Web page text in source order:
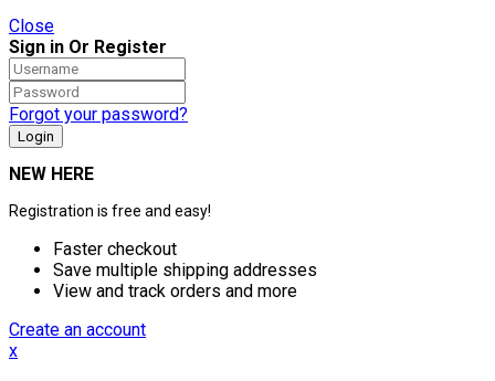
Close
Sign in Or Register
Forgot your password?
NEW HERE
Registration is free and easy!
Faster checkout
Save multiple shipping addresses
View and track orders and more
Create an account
x